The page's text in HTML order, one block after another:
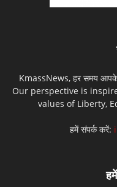
KmassNews, हर समय
Our perspective is
values of Liberty,
हमें संपर्क करें: